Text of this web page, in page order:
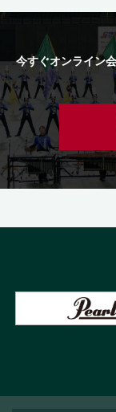
今すぐオンライン